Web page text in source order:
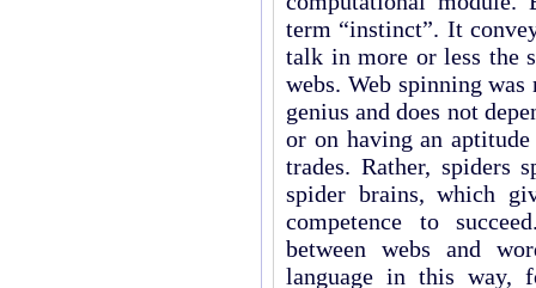
term “instinct”. It
talk in more or less the
webs. Web spinning
genius and does not
or on having an
trades. Rather, spiders
spider brains, which
competence to
between webs and
language in this way,